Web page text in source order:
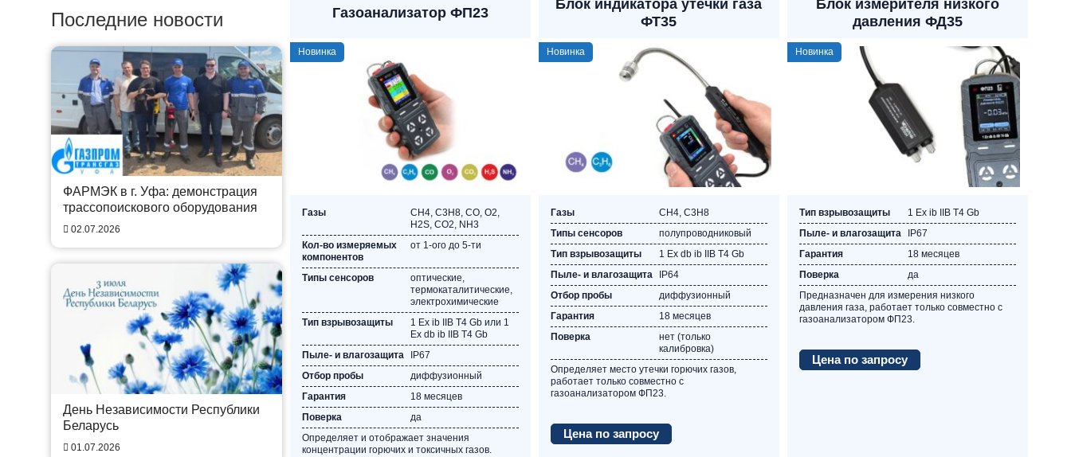
Последние новости
ФАРМЭК в г. Уфа: демонстрация
трассопоискового оборудования
02.07.2026
День Независимости Республики
Беларусь
01.07.2026
Газоанализатор ФП23
Новинка
Газы
CH4, C3Н8, CO, O2,
Н2S, СО2, NH3
Кол-во измеряемых
компонентов
от 1-ого до 5-ти
Типы сенсоров
оптические,
термокаталитические,
электрохимические
Тип взрывозащиты
1 Ex ib IIВ Т4 Gb или 1
Ex db ib IIВ Т4 Gb
Пыле- и влагозащита
IP67
Отбор пробы
диффузионный
Гарантия
18 месяцев
Поверка
да
Определяет и отображает значения
концентрации горючих и токсичных газов.
Блок индикатора утечки газа
ФТ35
Новинка
Газы
CH4, C3Н8
Типы сенсоров
полупроводниковый
Тип взрывозащиты
1 Ex db ib IIВ Т4 Gb
Пыле- и влагозащита
IP64
Отбор пробы
диффузионный
Гарантия
18 месяцев
Поверка
нет (только
калибровка)
Определяет место утечки горючих газов,
работает только совместно с
газоанализатором ФП23.
Цена по запросу
Блок измерителя низкого
давления ФД35
Новинка
Тип взрывозащиты
1 Ex ib IIВ Т4 Gb
Пыле- и влагозащита
IP67
Гарантия
18 месяцев
Поверка
да
Предназначен для измерения низкого
давления газа, работает только совместно с
газоанализатором ФП23.
Цена по запросу